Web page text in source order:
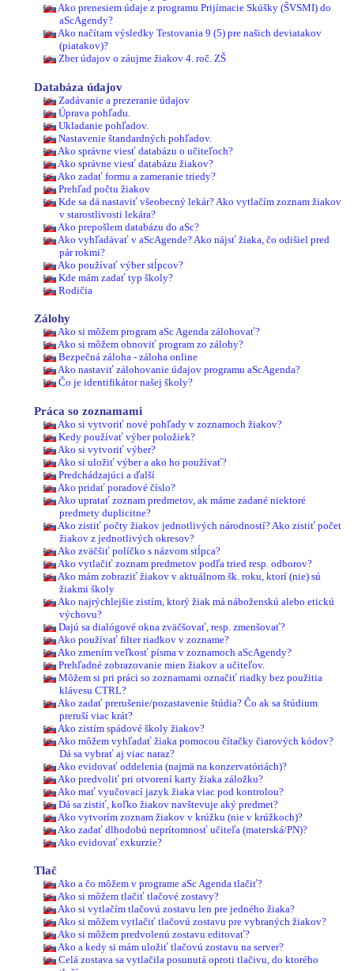
Ako prenesiem údaje z programu Prijímacie Skúšky (ŠVSMI) do
aScAgendy?
Ako načítam výsledky Testovania 9 (5) pre našich deviatakov
(piatakov)?
Zber údajov o záujme žiakov 4. roč. ZŠ
Databáza údajov
Zadávanie a prezeranie údajov
Úprava pohľadu.
Ukladanie pohľadov.
Nastavenie štandardných pohľadov.
Ako správne viesť databázu o učiteľoch?
Ako správne viesť databázu žiakov?
Ako zadať formu a zameranie triedy?
Prehľad počtu žiakov
Kde sa dá nastaviť všeobecný lekár? Ako vytlačím zoznam žiakov
v starostlivosti lekára?
Ako prepošlem databázu do aSc?
Ako vyhľadávať v aScAgende? Ako nájsť žiaka, čo odišiel pred
pár rokmi?
Ako používať výber stĺpcov?
Kde mám zadať typ školy?
Rodičia
Zálohy
Ako si môžem program aSc Agenda zálohovať?
Ako si môžem obnoviť program zo zálohy?
Bezpečná záloha - záloha online
Ako nastaviť zálohovanie údajov programu aScAgenda?
Čo je identifikátor našej školy?
Práca so zoznamami
Ako si vytvoriť nové pohľady v zoznamoch žiakov?
Kedy používať výber položiek?
Ako si vytvoriť výber?
Ako si uložiť výber a ako ho používať?
Predchádzajúci a ďalší
Ako pridať poradové číslo?
Ako upratať zoznam predmetov, ak máme zadané niektoré
predmety duplicitne?
Ako zistiť počty žiakov jednotlivých národností? Ako zistiť počet
žiakov z jednotlivých okresov?
Ako zväčšiť políčko s názvom stĺpca?
Ako vytlačiť zoznam predmetov podľa tried resp. odborov?
Ako mám zobraziť žiakov v aktuálnom šk. roku, ktorí (nie) sú
žiakmi školy
Ako najrýchlejšie zistím, ktorý žiak má náboženskú alebo etickú
výchovu?
Dajú sa dialógové okna zväčšovať, resp. zmenšovať?
Ako používať filter riadkov v zozname?
Ako zmením veľkosť písma v zoznamoch aScAgendy?
Prehľadné zobrazovanie mien žiakov a učiteľov.
Môžem si pri práci so zoznamami označiť riadky bez použitia
klávesu CTRL?
Ako zadať prerušenie/pozastavenie štúdia? Čo ak sa štúdium
preruší viac krát?
Ako zistím spádové školy žiakov?
Ako môžem vyhľadať žiaka pomocou čítačky čiarových kódov?
Dá sa vybrať aj viac naraz?
Ako evidovať oddelenia (najmä na konzervatóriách)?
Ako predvoliť pri otvorení karty žiaka záložku?
Ako mať vyučovací jazyk žiaka viac pod kontrolou?
Dá sa zistiť, koľko žiakov navštevuje aký predmet?
Ako vytvorím zoznam žiakov v krúžku (nie v krúžkoch)?
Ako zadať dlhodobú neprítomnosť učiteľa (materská/PN)?
Ako evidovať exkurzie?
Tlač
Ako a čo môžem v programe aSc Agenda tlačiť?
Ako si môžem tlačiť tlačové zostavy?
Ako si vytlačím tlačovú zostavu len pre jedného žiaka?
Ako si môžem vytlačiť tlačovú zostavu pre vybraných žiakov?
Ako si môžem predvolenú zostavu editovať?
Ako a kedy si mám uložiť tlačovú zostavu na server?
Celá zostava sa vytlačila posunutá oproti tlačivu, do ktorého